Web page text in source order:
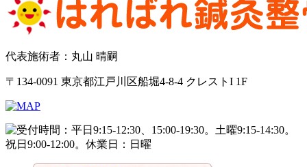
代表施術者：丸山 晴嗣
〒134-0091 東京都江戸川区船堀4-8-4 クレストI 1F